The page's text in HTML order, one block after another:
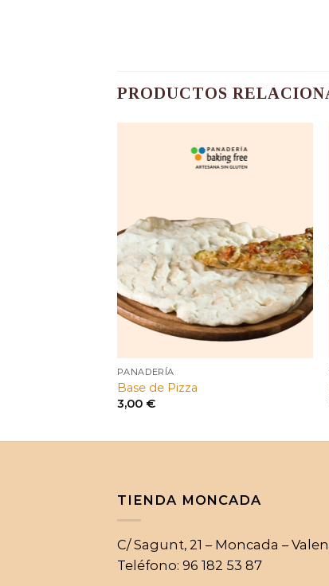
PRODUCTOS
PANADERÍA
Base de Pizza
3,00 €
TIENDA MONCADA
C/ Sagunt, 21 – Moncada –
Teléfono: 96 182 53 87